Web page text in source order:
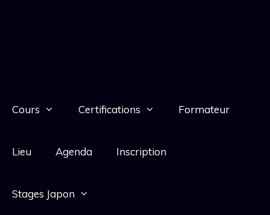
Cours Certifications Formateur
Lieu Agenda Inscription
Stages Japon